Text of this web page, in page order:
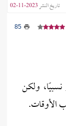
تاريخ النشر2023-11-02
85
نسبيًا، ولكن
الأوقات.